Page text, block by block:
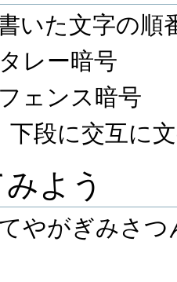
いた文字の順
レー暗号
ェンス暗号
下段に交互に
よう
やがぎみさ